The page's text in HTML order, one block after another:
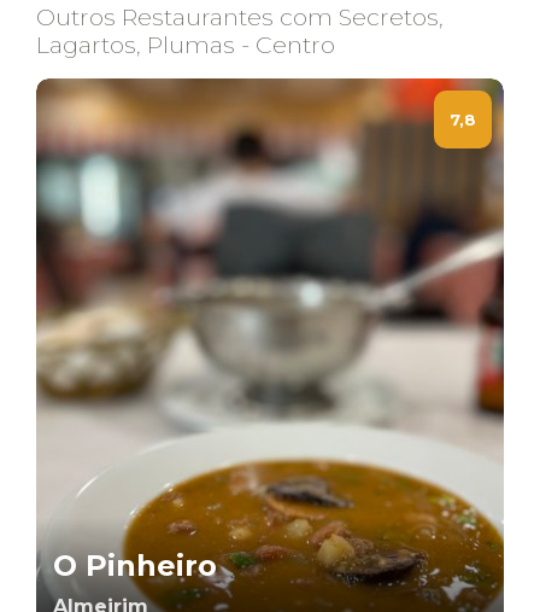
Outros Restaurantes com Secretos,
Lagartos, Plumas - Centro
7,8
O Pinheiro
Almeirim